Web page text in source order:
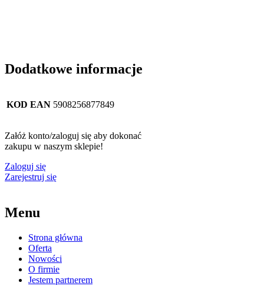
Dodatkowe informacje
KOD EAN 5908256877849
Załóż konto/zaloguj się aby dokonać
zakupu w naszym sklepie!
Zaloguj się
Zarejestruj się
Menu
Strona główna
Oferta
Nowości
O firmie
Jestem partnerem